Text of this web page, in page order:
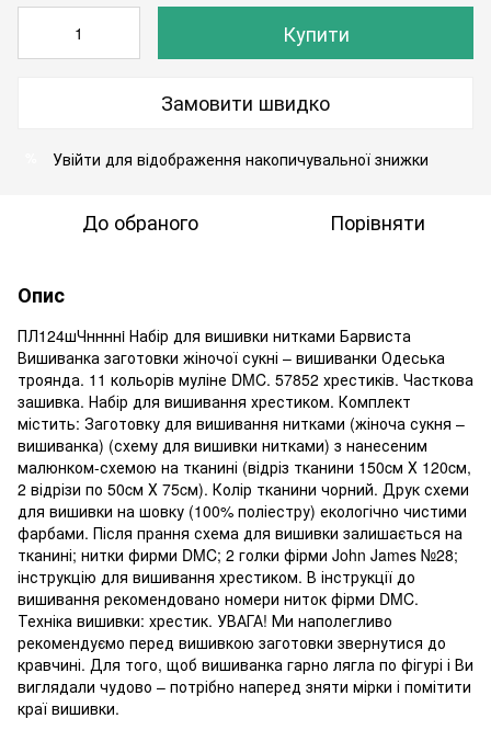
Купити
Замовити швидко
Увійти для відображення накопичувальної знижки
До обраного Порівняти
Опис
ПЛ124шЧннннi Набір для вишивки нитками Барвиста
Вишиванка заготовки жіночої сукні – вишиванки Одеська
троянда. 11 кольорів муліне DMC. 57852 хрестиків. Часткова
зашивка. Набір для вишивання хрестиком. Комплект
містить: Заготовку для вишивання нитками (жіноча сукня –
вишиванка) (схему для вишивки нитками) з нанесеним
малюнком-схемою на тканині (відріз тканини 150cм Х 120cм,
2 відрізи по 50cм Х 75cм). Колір тканини чорний. Друк схеми
для вишивки на шовку (100% поліестру) екологічно чистими
фарбами. Після прання схема для вишивки залишається на
тканині; нитки фирми DMC; 2 голки фірми John James №28;
інструкцію для вишивання хрестиком. В інструкції до
вишивання рекомендовано номери ниток фірми DMC.
Техніка вишивки: хрестик. УВАГА! Ми наполегливо
рекомендуємо перед вишивкою заготовки звернутися до
кравчині. Для того, щоб вишиванка гарно лягла по фігурі і Ви
виглядали чудово – потрібно наперед зняти мірки і помітити
краї вишивки.